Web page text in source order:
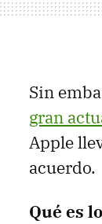
Sin
gran
Apple
acuerdo.
Qué es